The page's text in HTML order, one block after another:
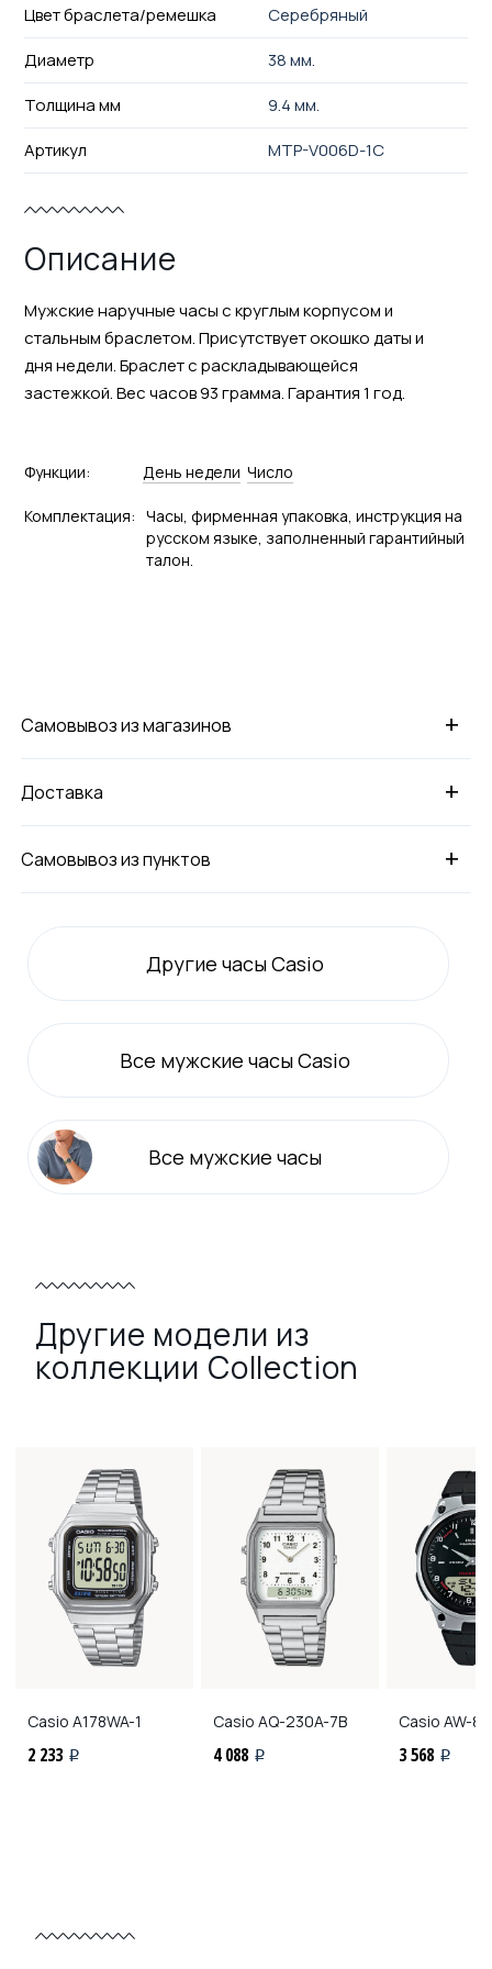
Цвет браслета/ремешка
Серебряный
Диаметр
38 мм.
Толщина мм
9.4 мм.
Артикул
MTP-V006D-1C
Описание
Мужские наручные часы с круглым корпусом и
стальным браслетом. Присутствует окошко даты и
дня недели. Браслет с раскладывающейся
застежкой. Вес часов 93 грамма. Гарантия 1 год.
Функции: День недели Число
Комплектация: Часы, фирменная упаковка, инструкция на
русском языке, заполненный гарантийный
талон.
+
Самовывоз из магазинов
+
Доставка
+
Самовывоз из пунктов
Другие часы Casio
Все мужские часы Casio
Все мужские часы
Другие модели из
коллекции Collection
Casio A178WA-1
2 233 i
Casio AQ-230A-7B
4 088 i
Casio AW-
3 568 i